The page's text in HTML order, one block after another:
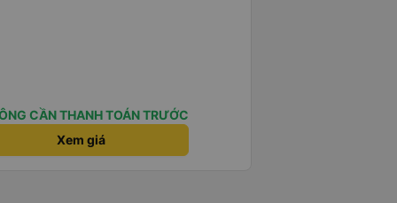
CẦN THANH TOÁN TRƯỚC
Xem giá